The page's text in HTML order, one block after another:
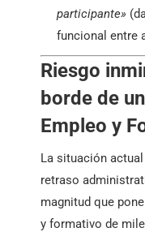
participante»
funcional entre
Riesgo
borde de
Empleo y
La situación
retraso
magnitud que
y formativo de